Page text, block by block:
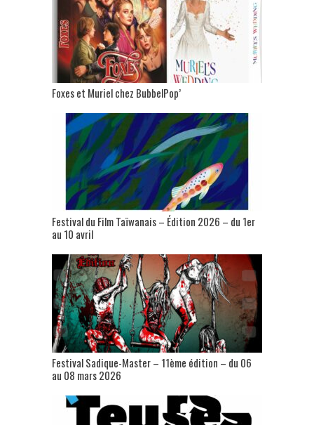
Foxes et Muriel chez BubbelPop’
Festival du Film Taïwanais – Édition 2026 – du 1er
au 10 avril
Festival Sadique-Master – 11ème édition – du 06
au 08 mars 2026